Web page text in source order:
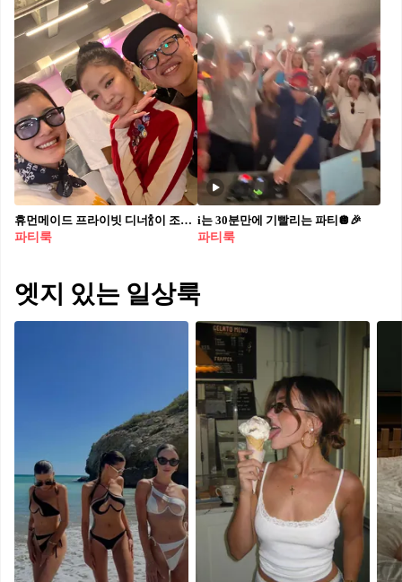
휴먼메이드 프라이빗 디너🍾이 조합에 끼이고 싶다💞 휴먼메이드의 서울 스토어 오픈을 앞두고 어제(5일) 진행된 프라이빗 디너 현장. 휴먼메이드 크리에이티브 디렉터 니고와 어드바이저 퍼렐 윌리엄스, 카우스, 그리고 크리에이티브 파트너 베르디가 셀럽들을 성수 매장으로 초대해 매장 안에서 저녁 만찬을 즐겼는데요. 제니, 태양, 박서준, 버논, 로꼬, 그루비룸 등 많은 패셔니스타들이 총출동한 어제의 현장을 확인해 보세요!
파티룩
i는 30분만에 기빨리는 파티🪩🎉
파티룩
엣지 있는 일상룩